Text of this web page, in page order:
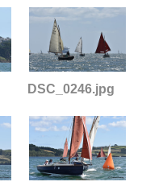
DSC_0246.jpg